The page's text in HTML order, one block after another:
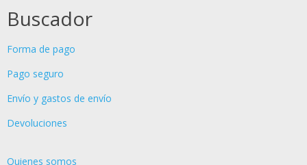
Buscador
Forma de pago
Pago seguro
Envío y gastos de envío
Devoluciones
Quienes somos